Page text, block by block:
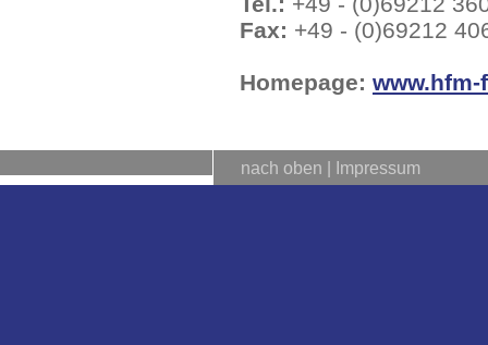
Fax: +49 - (0)69212
Homepage:
nach oben | Impressum